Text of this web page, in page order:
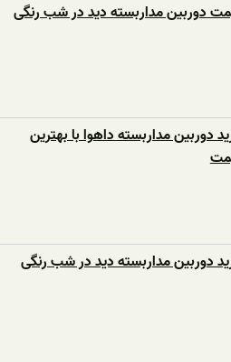
دوربین مداربسته دید در شب رنگی
دوربین مداربسته داهوا با بهترین
دوربین مداربسته دید در شب رنگی